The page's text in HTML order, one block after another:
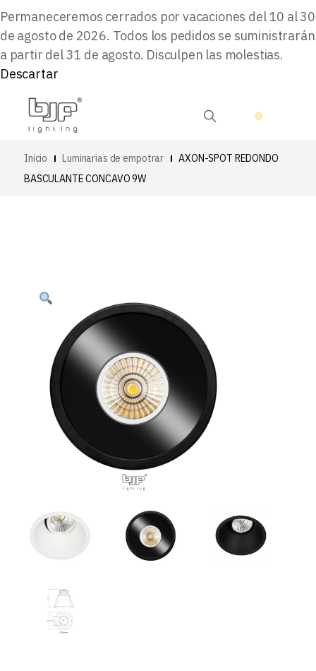
Permaneceremos cerrados por vacaciones del 10 al 30
de agosto de 2026. Todos los pedidos se suministrarán
a partir del 31 de agosto. Disculpen las molestias.
Descartar
Inicio Luminarias de empotrar
AXON-SPOT REDONDO
BASCULANTE CONCAVO 9W